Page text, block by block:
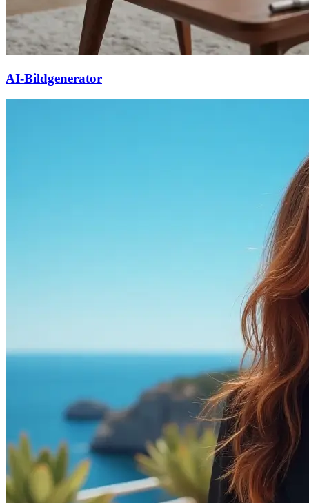
AI-Bildgenerator